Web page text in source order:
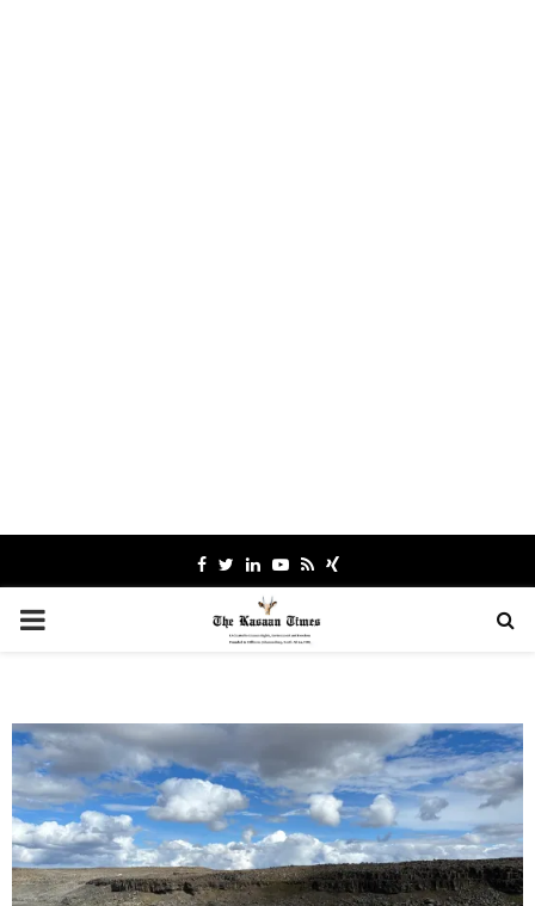
Facebook
TwitterLinkedinYoutube
RssXing
PRIMARY